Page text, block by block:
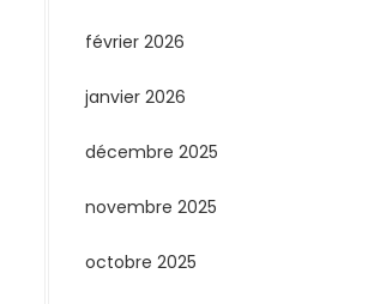
février 2026
janvier 2026
décembre 2025
novembre 2025
octobre 2025